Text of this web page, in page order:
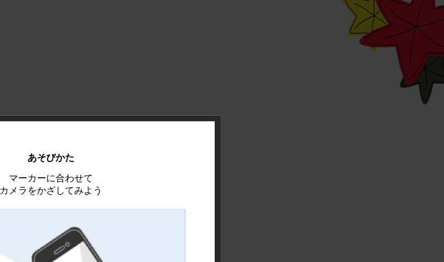
あそびかた
マーカーに合わせて
カメラをかざしてみよう